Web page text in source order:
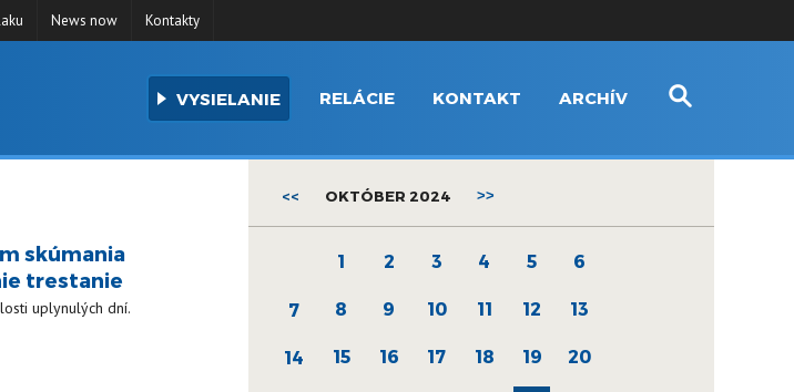
News now Kontakty
VYSIELANIE RELÁCIE KONTAKT ARCHÍV
skúmania
trestanie
uplynulých dní.
<< OKTÓBER 2024 >>
1 2 3 4 5 6
7 8 9 10 11 12 13
14 15 16 17 18 19 20